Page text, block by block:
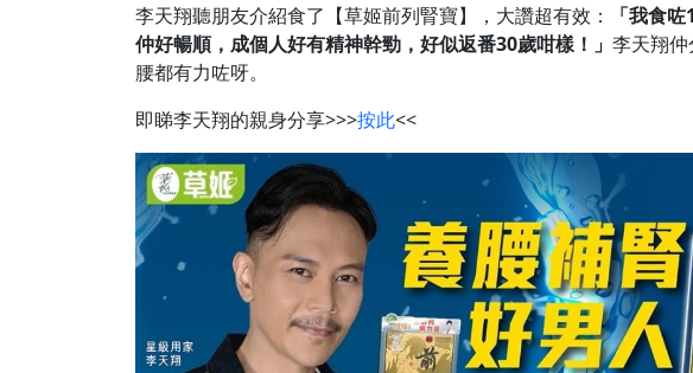
李天翔聽朋友介紹食了【草姬前列腎寶】，大讚超有效：
「我食
仲好暢順，成個人好有精神幹勁，好似返番30歲咁樣！」 李天翔
腰都有力咗呀。
即睇李天翔的親身分享>>>按此<<